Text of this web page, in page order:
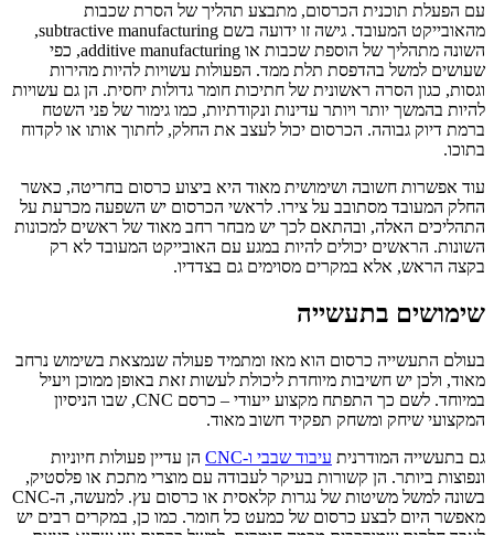
עם הפעלת תוכנית הכרסום, מתבצע תהליך של הסרת שכבות
מהאובייקט המעובד. גישה זו ידועה בשם subtractive manufacturing,
השונה מתהליך של הוספת שכבות או additive manufacturing, כפי
שעושים למשל בהדפסת תלת ממד. הפעולות עשויות להיות מהירות
וגסות, כגון הסרה ראשונית של חתיכות חומר גדולות יחסית. הן גם עשויות
להיות בהמשך יותר ויותר עדינות ונקודתיות, כמו גימור של פני השטח
ברמת דיוק גבוהה. הכרסום יכול לעצב את החלק, לחתוך אותו או לקדוח
בתוכו.
עוד אפשרות חשובה ושימושית מאוד היא ביצוע כרסום בחריטה, כאשר
החלק המעובד מסתובב על צירו. לראשי הכרסום יש השפעה מכרעת על
התהליכים האלה, ובהתאם לכך יש מבחר רחב מאוד של ראשים למכונות
השונות. הראשים יכולים להיות במגע עם האובייקט המעובד לא רק
בקצה הראש, אלא במקרים מסוימים גם בצדדיו.
שימושים בתעשייה
בעולם התעשייה כרסום הוא מאז ומתמיד פעולה שנמצאת בשימוש נרחב
מאוד, ולכן יש חשיבות מיוחדת ליכולת לעשות זאת באופן ממוכן ויעיל
במיוחד. לשם כך התפתח מקצוע ייעודי – כרסם CNC, שבו הניסיון
המקצועי שיחק ומשחק תפקיד חשוב מאוד.
גם בתעשייה המודרנית עיבוד שבבי ו-CNC
הן עדיין פעולות חיוניות
ונפוצות ביותר. הן קשורות בעיקר לעבודה עם מוצרי מתכת או פלסטיק,
בשונה למשל משיטות של נגרות קלאסית או כרסום עץ. למעשה, ה-CNC
מאפשר היום לבצע כרסום של כמעט כל חומר. כמו כן, במקרים רבים יש